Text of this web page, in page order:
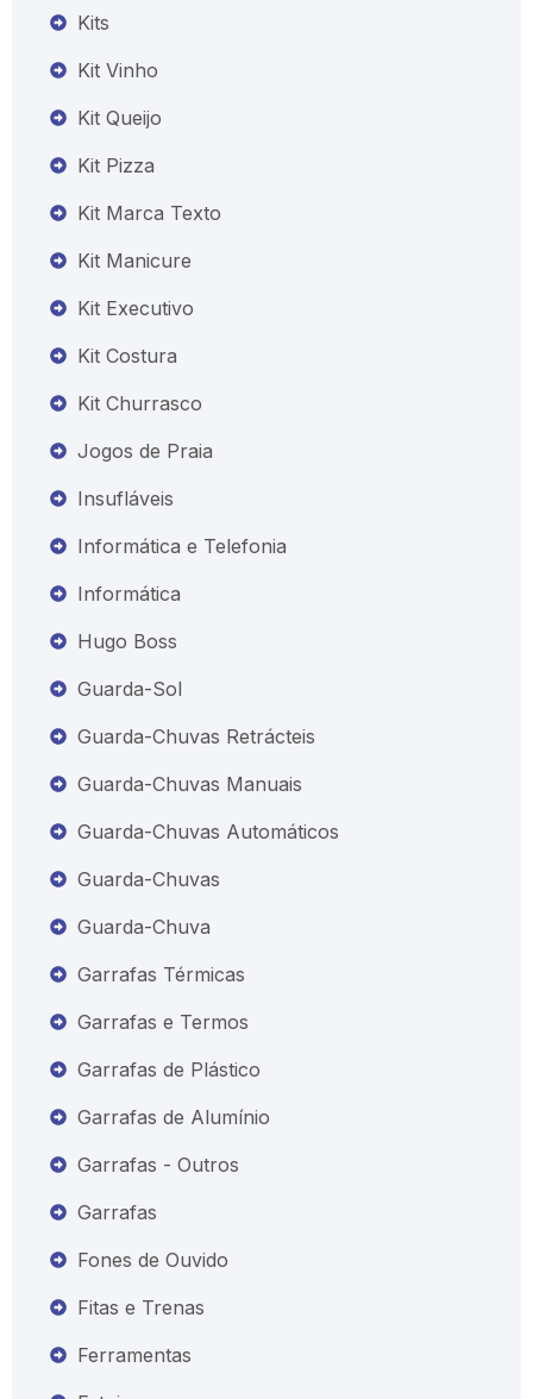
Kits
Kit Vinho
Kit Queijo
Kit Pizza
Kit Marca Texto
Kit Manicure
Kit Executivo
Kit Costura
Kit Churrasco
Jogos de Praia
Insufláveis
Informática e Telefonia
Informática
Hugo Boss
Guarda-Sol
Guarda-Chuvas Retrácteis
Guarda-Chuvas Manuais
Guarda-Chuvas Automáticos
Guarda-Chuvas
Guarda-Chuva
Garrafas Térmicas
Garrafas e Termos
Garrafas de Plástico
Garrafas de Alumínio
Garrafas - Outros
Garrafas
Fones de Ouvido
Fitas e Trenas
Ferramentas